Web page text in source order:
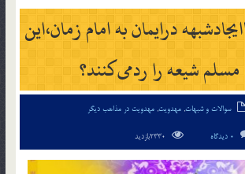
درایمان به امام زمان،این
شیعه را ردمی‌کنند؟
سوالات و شبهات, مهدویت, مهدویت در مذاهب دیگر
0 دیدگاه